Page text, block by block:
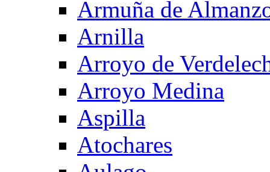
Armuña de
Arnilla
Arroyo de
Arroyo Medina
Aspilla
Atochares